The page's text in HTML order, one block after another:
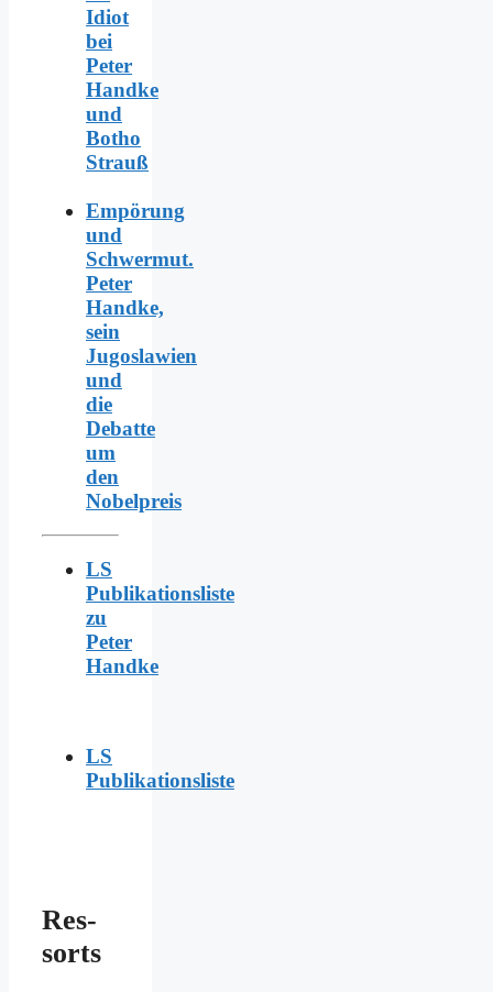
Idiot
bei
Peter
Handke
und
Botho
Strauß
Empörung
und
Schwermut.
Peter
Handke,
sein
Jugoslawien
und
die
Debatte
um
den
Nobelpreis
LS
Publikationsliste
zu
Peter
Handke
LS
Publikationsliste
Res­
sorts